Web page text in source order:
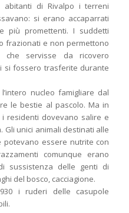
abitanti di Rivalpo i terreni
si erano accaparrati
più promettenti. I suddetti
frazionati e non permettono
che servisse da ricovero
si fossero trasferite durante
nucleo famigliare dal
le bestie al pascolo. Ma in
residenti dovevano salire e
Gli unici animali destinati alle
essere nutrite con
comunque erano
sussistenza delle genti di
del bosco, cacciagione.
i ruderi delle casupole